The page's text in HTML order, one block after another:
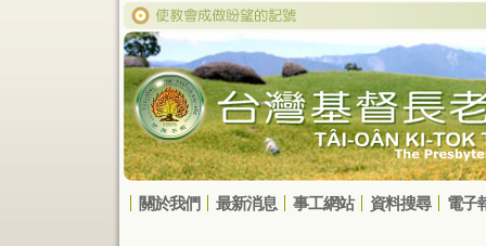
關於我們 最新消息 事工網站 資料搜尋 電子